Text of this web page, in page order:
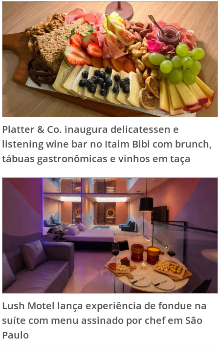
Platter & Co. inaugura delicatessen e
listening wine bar no Itaim Bibi com brunch,
tábuas gastronômicas e vinhos em taça
Lush Motel lança experiência de fondue na
suíte com menu assinado por chef em São
Paulo